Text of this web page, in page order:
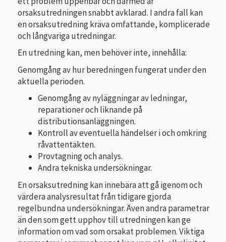
orsaksutredningen snabbt avklarad. I andra fall kan
en orsaksutredning kräva omfattande, komplicerade
och långvariga utredningar.
En utredning kan, men behöver inte, innehålla:
Genomgång av hur beredningen fungerat under den
aktuella perioden.
Genomgång av nyläggningar av ledningar,
reparationer och liknande på
distributionsanläggningen.
Kontroll av eventuella händelser i och omkring
råvattentäkten.
Provtagning och analys.
Andra tekniska undersökningar.
En orsaksutredning kan innebära att gå igenom och
värdera analysresultat från tidigare gjorda
regelbundna undersökningar. Även andra parametrar
än den som gett upphov till utredningen kan ge
information om vad som orsakat problemen. Viktiga